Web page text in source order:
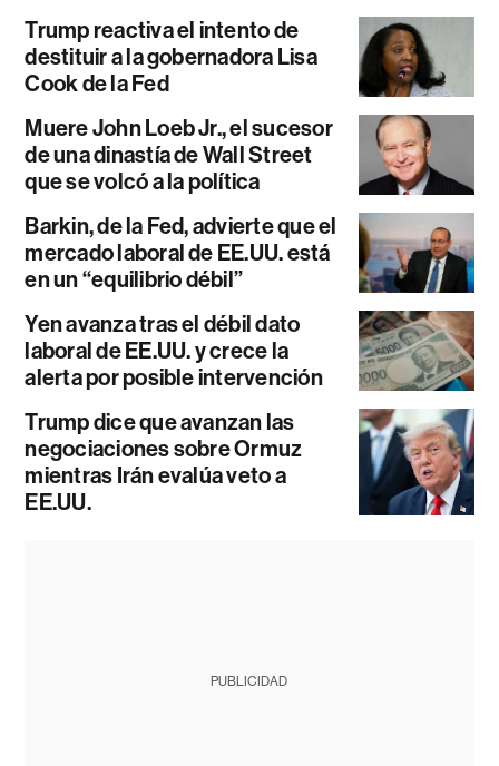
Trump reactiva el intento de
destituir a la gobernadora Lisa
Cook de la Fed
Muere John Loeb Jr., el sucesor
de una dinastía de Wall Street
que se volcó a la política
Barkin, de la Fed, advierte que el
mercado laboral de EE.UU. está
en un “equilibrio débil”
Yen avanza tras el débil dato
laboral de EE.UU. y crece la
alerta por posible intervención
Trump dice que avanzan las
negociaciones sobre Ormuz
mientras Irán evalúa veto a
EE.UU.
PUBLICIDAD